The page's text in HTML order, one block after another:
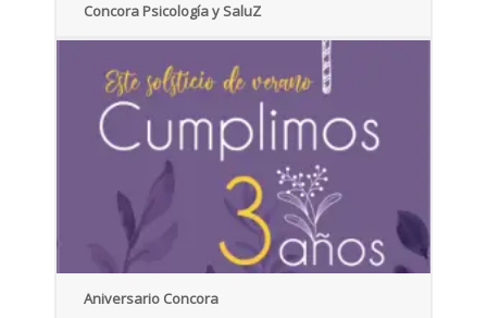
Concora Psicología y SaluZ
Aniversario Concora